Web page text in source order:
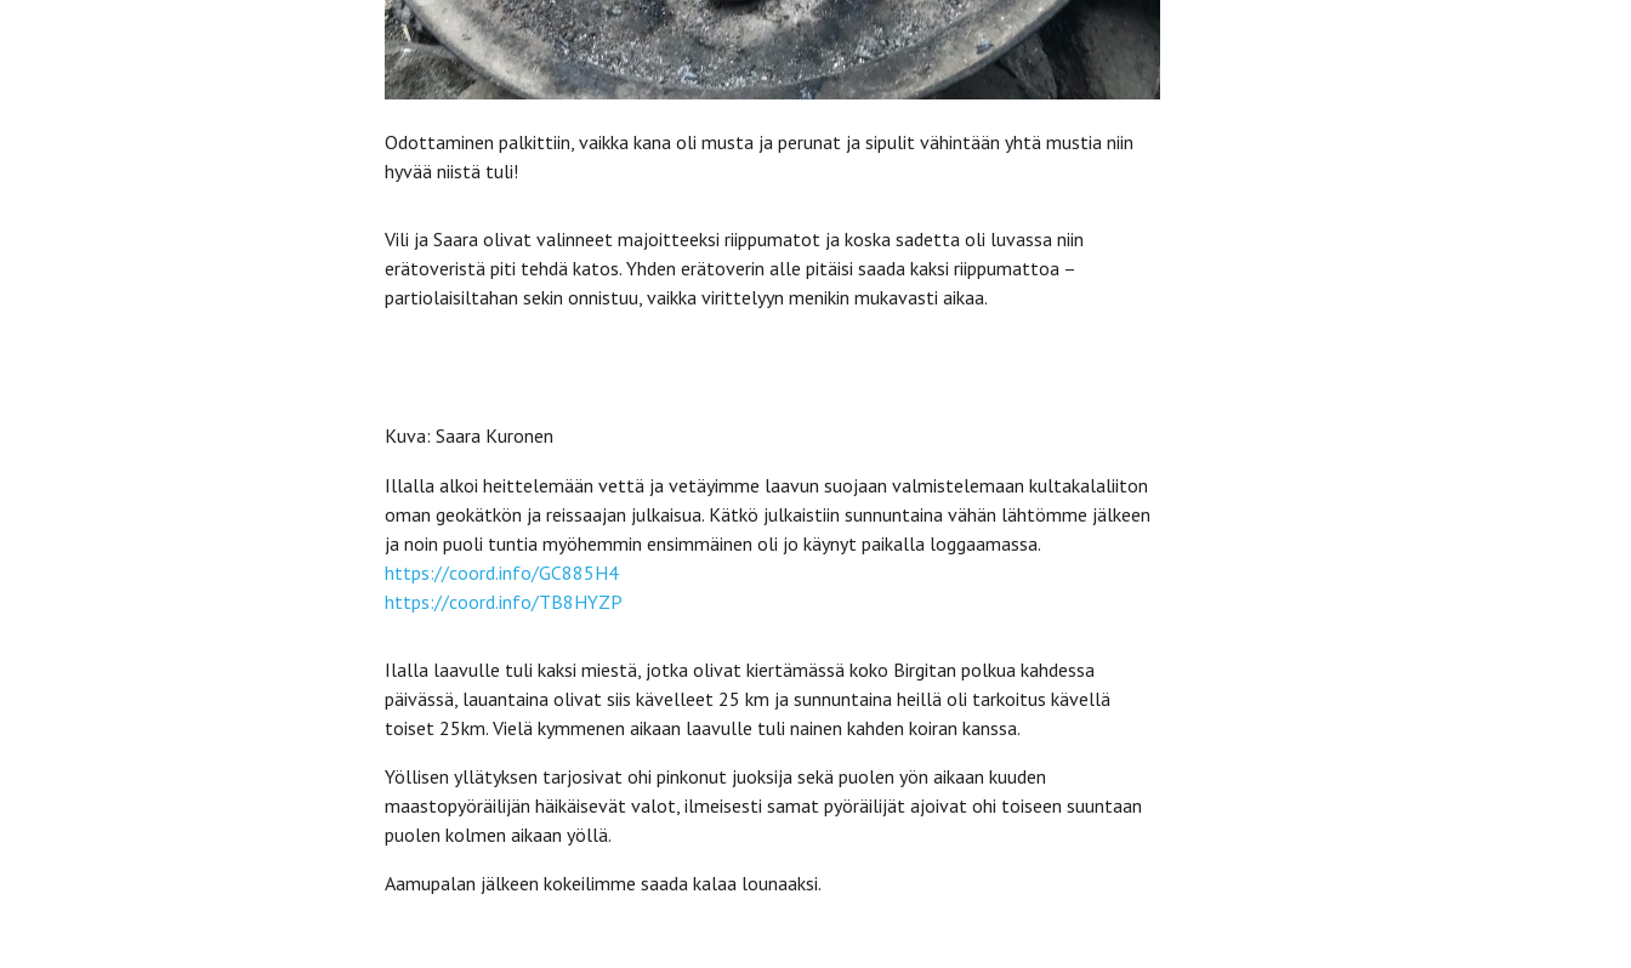
Odottaminen palkittiin, vaikka kana oli musta ja perunat ja sipulit vähintään yhtä mustia niin
hyvää niistä tuli!
Vili ja Saara olivat valinneet majoitteeksi riippumatot ja koska sadetta oli luvassa niin
erätoveristä piti tehdä katos. Yhden erätoverin alle pitäisi saada kaksi riippumattoa –
partiolaisiltahan sekin onnistuu, vaikka virittelyyn menikin mukavasti aikaa.
Kuva: Saara Kuronen
Illalla alkoi heittelemään vettä ja vetäyimme laavun suojaan valmistelemaan kultakalaliiton
oman geokätkön ja reissaajan julkaisua. Kätkö julkaistiin sunnuntaina vähän lähtömme jälkeen
ja noin puoli tuntia myöhemmin ensimmäinen oli jo käynyt paikalla loggaamassa.
https://coord.info/GC885H4
https://coord.info/TB8HYZP
Ilalla laavulle tuli kaksi miestä, jotka olivat kiertämässä koko Birgitan polkua kahdessa
päivässä, lauantaina olivat siis kävelleet 25 km ja sunnuntaina heillä oli tarkoitus kävellä
toiset 25km. Vielä kymmenen aikaan laavulle tuli nainen kahden koiran kanssa.
Yöllisen yllätyksen tarjosivat ohi pinkonut juoksija sekä puolen yön aikaan kuuden
maastopyöräilijän häikäisevät valot, ilmeisesti samat pyöräilijät ajoivat ohi toiseen suuntaan
puolen kolmen aikaan yöllä.
Aamupalan jälkeen kokeilimme saada kalaa lounaaksi.